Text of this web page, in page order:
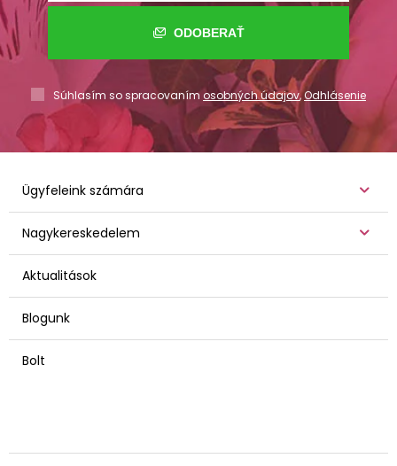
ODOBERAŤ
Súhlasím so spracovaním osobných údajov,Odhlásenie
Ügyfeleink számára
Nagykereskedelem
Aktualitások
Blogunk
Bolt